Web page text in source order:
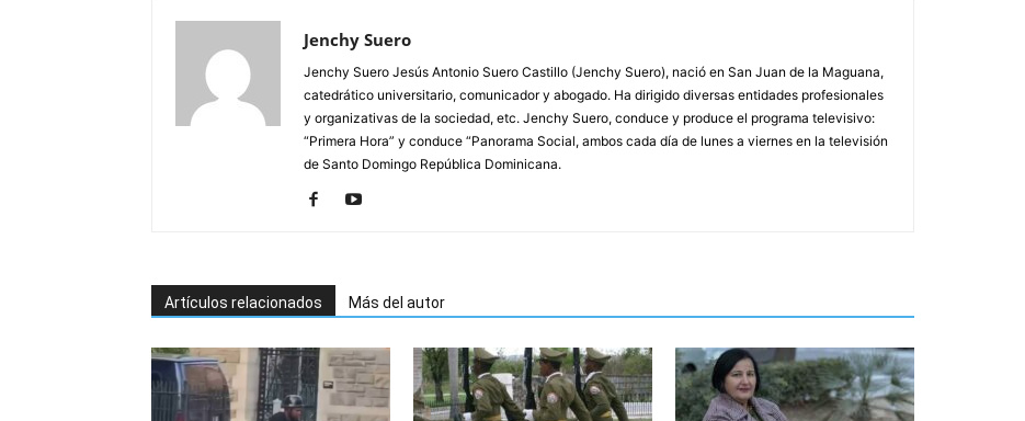
Jenchy Suero
Jenchy Suero Jesús Antonio Suero Castillo (Jenchy Suero), nació en San Juan de la Maguana,
catedrático universitario, comunicador y abogado. Ha dirigido diversas entidades profesionales
y organizativas de la sociedad, etc. Jenchy Suero, conduce y produce el programa televisivo:
“Primera Hora” y conduce “Panorama Social, ambos cada día de lunes a viernes en la televisión
de Santo Domingo República Dominicana.
Artículos relacionados Más del autor